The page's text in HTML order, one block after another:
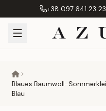
+38 097 641 23 23
Blaues Baumwoll-
Blau